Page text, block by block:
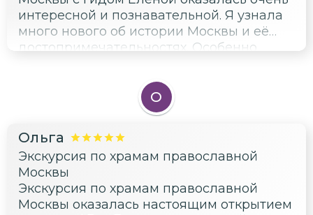
хорошо организованную экскурсию!
Рекомендую всем, кто хочет узнать
больше об истории и архитектуре
интересной и познавательной. Я узнала
много нового об истории Москвы и её
достопримечательностях. Особенно
величественное и красивое здание.
Также понравилась прогулка по
Пречистенской набережной и рассказ о
внимательной и компетентной, отвечала
на все вопросы. Рекомендую эту
экскурсию всем, кто интересуется
историей и культурой Москвы!
О
Ольга
Экскурсия по храмам православной
Москвы
Экскурсия по храмам православной
Москвы оказалась настоящим открытием